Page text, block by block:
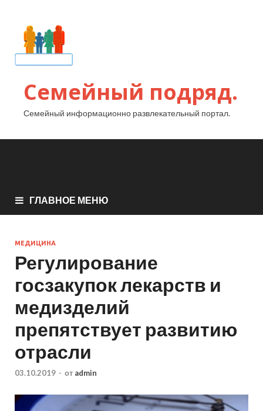
Семейный подряд.
Семейный информационно развлекательный портал.
ГЛАВНОЕ МЕНЮ
МЕДИЦИНА
Регулирование
госзакупок лекарств и
медизделий
препятствует развитию
отрасли
03.10.2019 - от admin